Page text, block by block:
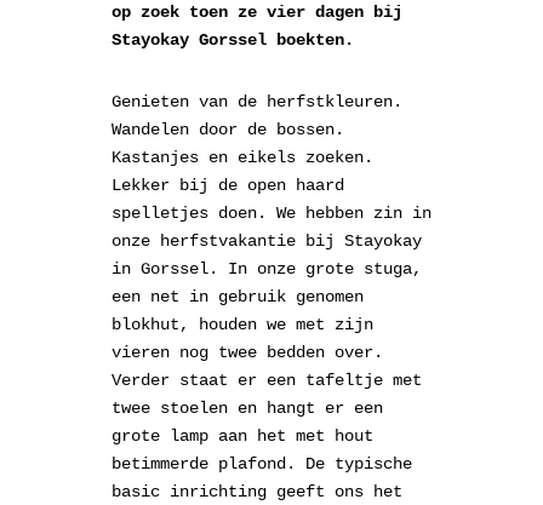
op zoek toen ze vier dagen bij
Stayokay Gorssel boekten.
Genieten van de herfstkleuren.
Wandelen door de bossen.
Kastanjes en eikels zoeken.
Lekker bij de open haard
spelletjes doen. We hebben zin in
onze herfstvakantie bij Stayokay
in Gorssel. In onze grote stuga,
een net in gebruik genomen
blokhut, houden we met zijn
vieren nog twee bedden over.
Verder staat er een tafeltje met
twee stoelen en hangt er een
grote lamp aan het met hout
betimmerde plafond. De typische
basic inrichting geeft ons het